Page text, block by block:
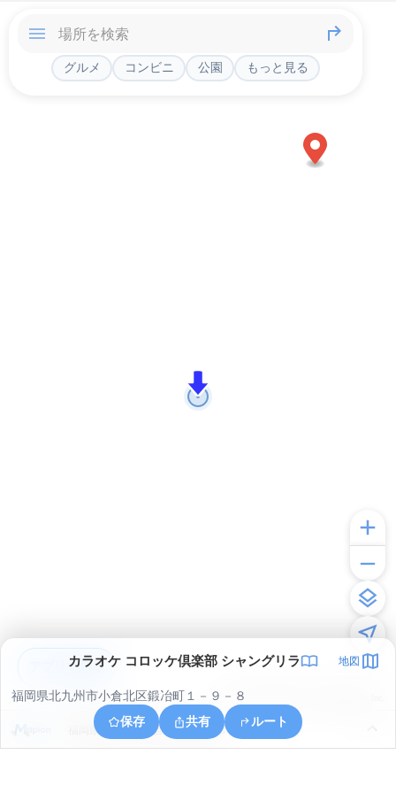
© ONE COMPATH © GeoTechnologies Inc.
グルメ コンビニ 公園 もっと見る
カラオケ コロッケ倶楽部 シャングリラ 地図
福岡県北九州市小倉北区鍛冶町１－９－８
保存
共有 ルート
福岡県北九州市小倉北区昭和町８
アプリで見る